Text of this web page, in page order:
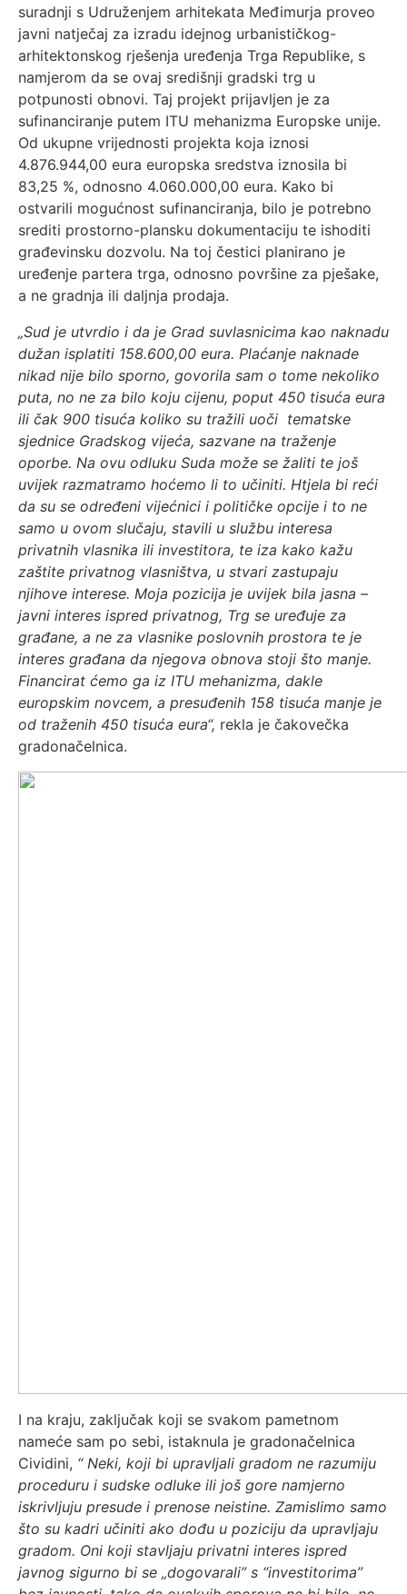
suradnji s Udruženjem arhitekata Međimurja proveo
javni natječaj za izradu idejnog urbanističkog-
arhitektonskog rješenja uređenja Trga Republike, s
namjerom da se ovaj središnji gradski trg u
potpunosti obnovi. Taj projekt prijavljen je za
sufinanciranje putem ITU mehanizma Europske unije.
Od ukupne vrijednosti projekta koja iznosi
4.876.944,00 eura europska sredstva iznosila bi
83,25 %, odnosno 4.060.000,00 eura. Kako bi
ostvarili mogućnost sufinanciranja, bilo je potrebno
srediti prostorno-plansku dokumentaciju te ishoditi
građevinsku dozvolu. Na toj čestici planirano je
uređenje partera trga, odnosno površine za pješake,
a ne gradnja ili daljnja prodaja.
„Sud je utvrdio i da je Grad suvlasnicima kao naknadu
dužan isplatiti 158.600,00 eura. Plaćanje naknade
nikad nije bilo sporno, govorila sam o tome nekoliko
puta, no ne za bilo koju cijenu, poput 450 tisuća eura
ili čak 900 tisuća koliko su tražili uoči tematske
sjednice Gradskog vijeća, sazvane na traženje
oporbe. Na ovu odluku Suda može se žaliti te još
uvijek razmatramo hoćemo li to učiniti. Htjela bi reći
da su se određeni vijećnici i političke opcije i to ne
samo u ovom slučaju, stavili u službu interesa
privatnih vlasnika ili investitora, te iza kako kažu
zaštite privatnog vlasništva, u stvari zastupaju
njihove interese. Moja pozicija je uvijek bila jasna –
javni interes ispred privatnog, Trg se uređuje za
građane, a ne za vlasnike poslovnih prostora te je
interes građana da njegova obnova stoji što manje.
Financirat ćemo ga iz ITU mehanizma, dakle
europskim novcem, a presuđenih 158 tisuća manje je
od traženih 450 tisuća eura“, rekla je čakovečka
gradonačelnica.
I na kraju, zaključak koji se svakom pametnom
nameće sam po sebi, istaknula je gradonačelnica
Cividini, “ Neki, koji bi upravljali gradom ne razumiju
proceduru i sudske odluke ili još gore namjerno
iskrivljuju presude i prenose neistine. Zamislimo samo
što su kadri učiniti ako dođu u poziciju da upravljaju
gradom. Oni koji stavljaju privatni interes ispred
javnog sigurno bi se „dogovarali” s “investitorima”